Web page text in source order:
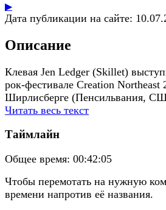
▶
Дата публикации на сайте:
Описание
Клевая Jen Ledger (Skillet)
рок-фестивале Creation
Ширлисберге (Пенсильвания,
Читать весь текст
Таймлайн
Общее время: 00:42:05
Чтобы перемотать на нужную
времени напротив её названия.